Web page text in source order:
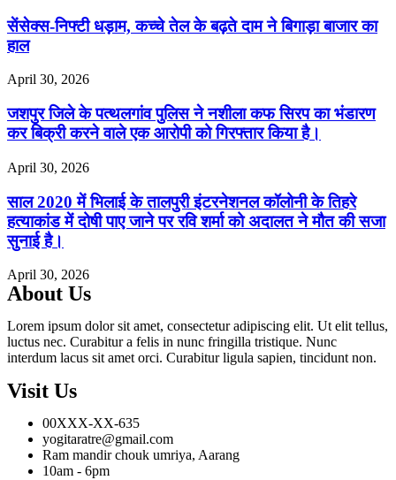
सेंसेक्स-निफ्टी धड़ाम, कच्चे तेल के बढ़ते दाम ने बिगाड़ा बाजार का
हाल
April 30, 2026
जशपुर जिले के पत्थलगांव पुलिस ने नशीला कफ सिरप का भंडारण
कर बिक्री करने वाले एक आरोपी को गिरफ्तार किया है।
April 30, 2026
साल 2020 में भिलाई के तालपुरी इंटरनेशनल कॉलोनी के तिहरे
हत्याकांड में दोषी पाए जाने पर रवि शर्मा को अदालत ने मौत की सजा
सुनाई है।
April 30, 2026
About Us
Lorem ipsum dolor sit amet, consectetur adipiscing elit. Ut elit tellus,
luctus nec. Curabitur a felis in nunc fringilla tristique. Nunc
interdum lacus sit amet orci. Curabitur ligula sapien, tincidunt non.
Visit Us
00XXX-XX-635
yogitaratre@gmail.com
Ram mandir chouk umriya, Aarang
10am - 6pm